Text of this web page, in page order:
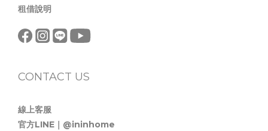
租借說明
CONTACT US
線上客服
官方LINE｜@ininhome